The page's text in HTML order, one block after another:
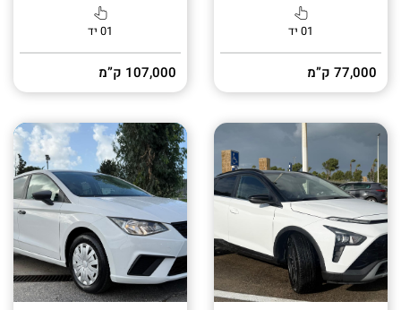
01 יד
77,000 ק”מ
01 יד
107,000 ק”מ